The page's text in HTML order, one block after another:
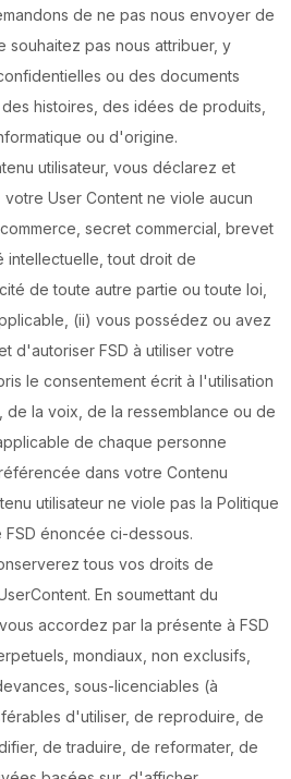
de ne pas nous envoyer de
souhaitez pas nous attribuer, y
ou des documents
histoires, des idées de produits,
ou d'origine.
utilisateur, vous déclarez et
votre User Content ne viole aucun
secret commercial, brevet
tout droit de
de toute autre partie ou toute loi,
(ii) vous possédez ou avez
d'autoriser FSD à utiliser votre
le consentement écrit à l'utilisation
de la voix, de la ressemblance ou de
de chaque personne
dans votre Contenu
utilisateur ne viole pas la Politique
énoncée ci-dessous.
tous vos droits de
En soumettant du
accordez par la présente à FSD
mondiaux, non exclusifs,
sous-licenciables (à
d'utiliser, de reproduire, de
de traduire, de reformater, de